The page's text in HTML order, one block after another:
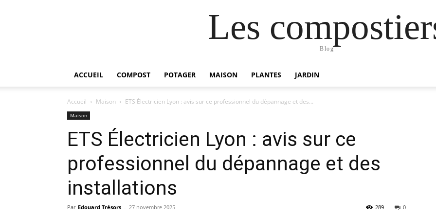
Les
Blog
ACCUEIL COMPOST POTAGER MAISON PLANTES JARDIN
Accueil Maison ETS Électricien Lyon : avis sur ce professionnel du dépannage et des...
Maison
ETS Électricien Lyon : avis sur ce
professionnel du dépannage et des
installations
Par Edouard Trésors - 27 novembre 2025 0
289